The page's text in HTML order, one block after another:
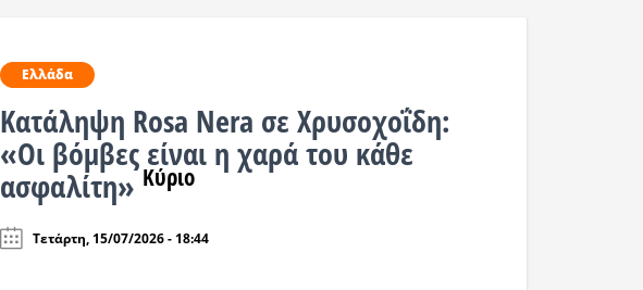
Ελλάδα
Κατάληψη Rosa Nera σε Χρυσοχοΐδη:
«Οι βόμβες είναι η χαρά του κάθε
ασφαλίτη» Κύριο
Τετάρτη, 15/07/2026 - 18:44